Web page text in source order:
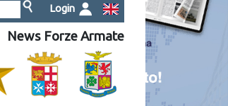
Login
News Forze Armate